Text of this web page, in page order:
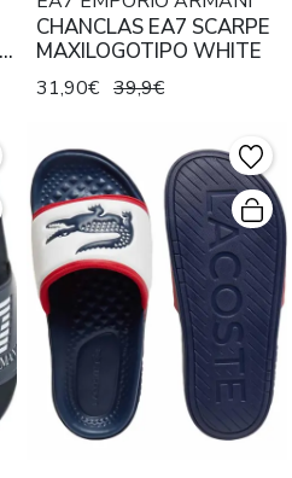
CHANCLAS EA7 SCARPE
MAXILOGOTIPO WHITE
31,90€ 39,9€